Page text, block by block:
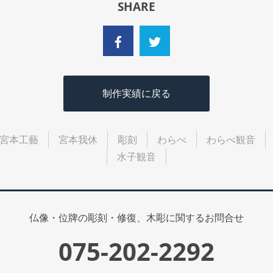
SHARE
制作実績に戻る
宮本工藝 宮本我休 彫刻 わらべ わらべ観音
水子観音
仏像・位牌の彫刻・修復、木彫に関するお問合せ
075-202-2292